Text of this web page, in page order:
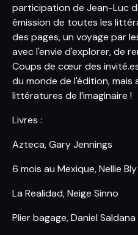
participation de Jean-Luc
émission de toutes les
des pages, un voyage par
avec l'envie d'explorer, de
Coups de cœur des
du monde de l'édition,
littératures de l’imaginaire !
Livres :
Azteca, Gary Jennings
6 mois au Mexique, Nellie Bly
La Realidad, Neige Sinno
Plier bagage, Daniel Saldana